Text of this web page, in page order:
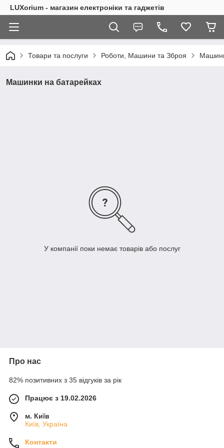
LUXorium - магазин електроніки та гаджетів
Товари та послуги Роботи, Машини та Зброя
Машинки на батарейках
У компанії поки немає товарів або послуг
Про нас
82% позитивних з 35 відгуків за рік
Працює з 19.02.2026
м. Київ
Київ, Україна
Контакти